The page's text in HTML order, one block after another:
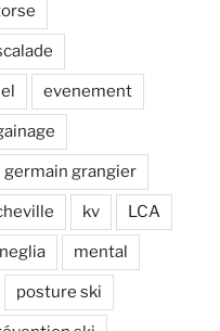
evenement
germain grangier
kv LCA
mental
posture ski